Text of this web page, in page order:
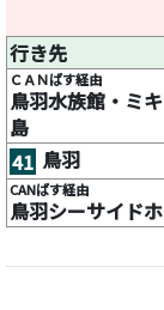
行き先
ＣＡＮばす経由
鳥羽水族館・ミ
島
41 鳥羽
CANばす経由
鳥羽シーサイド